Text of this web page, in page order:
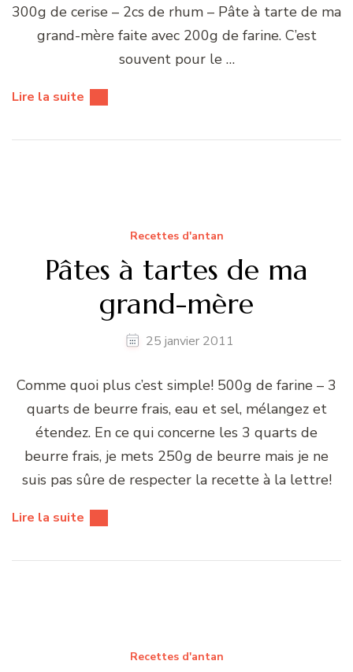
300g de cerise – 2cs de rhum – Pâte à tarte de ma
grand-mère faite avec 200g de farine. C’est
souvent pour le …
Lire la suite
Recettes d'antan
Pâtes à tartes de ma
grand-mère
25 janvier 2011
Comme quoi plus c’est simple! 500g de farine – 3
quarts de beurre frais, eau et sel, mélangez et
étendez. En ce qui concerne les 3 quarts de
beurre frais, je mets 250g de beurre mais je ne
suis pas sûre de respecter la recette à la lettre!
Lire la suite
Recettes d'antan